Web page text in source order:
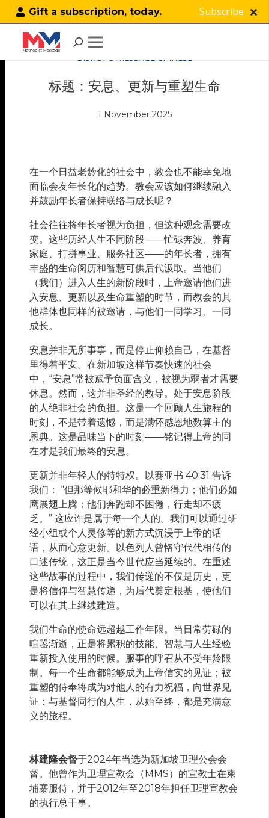
Gift a subscription, today. Subscribe
BISHOP’S MESSAGE CHINESE
标题：安息、更新与重塑生命
1 November 2025
在一个日益老龄化的社会中，教会也不能幸免地
面临会友年长化的趋势。教会应该如何继续融入
并鼓励年长者保持联络与成长呢？
社会往往将年长者视为负担，但这种观念需要改
变。这些历经人生不同阶段——忙碌奔波、养育
家庭、打拼事业、服务社区——的年长者，拥有
丰盛的生命阅历和智慧可供后代汲取。当他们
（我们）进入人生的新阶段时，上帝邀请他们进
入安息、更新以及生命重塑的时节，而教会的其
他群体也同样的被邀请，与他们一同学习、一同
成长。
安息并非无所事事，而是停止仰赖自己，在基督
里得着平安。在新加坡这样节奏快速的社会
中，“安息”常被赋予负面含义，被视为弱者才需要
休息。然而，这并非圣经的教导。处于安息阶段
的人绝非社会的负担。这是一个回顾人生旅程的
时刻，不是带着遗憾，而是满怀感恩地数算主的
恩典。这是品味当下的时刻——铭记得上帝的同
在才是我们最终的安息。
更新并非年轻人的特特权。以赛亚书 40:31 告诉
我们： “但那等候耶和华的必重新得力；他们必如
鹰展翅上腾；他们奔跑却不困倦，行走却不疲
乏。” 这应许是属于每一个人的。我们可以通过研
经小组或个人灵修等的新方式沉浸于上帝的话
语，从而心意更新。以色列人曾恪守代代相传的
口述传统，这正是当今世代应当延续的。在重述
这些故事的过程中，我们传递的不仅是历史，更
是将信仰与智慧传递，为后代奠定根基，使他们
可以在其上继续建造。
我们生命的使命远超越工作年限。当日常劳碌的
喧嚣渐逝，正是将累积的技能、智慧与人生经验
重新投入使用的时候。服事的呼召从不受年龄限
制。每一个生命都能够成为上帝信实的见证；被
重塑的侍奉将成为对他人的有力祝福，向世界见
证：与基督同行的人生，从始至终，都是充满意
义的旅程。
林建隆会督于2024年当选为新加坡卫理公会会
督。他曾作为卫理宣教会（MMS）的宣教士在柬
埔寨服侍，并于2012年至2018年担任卫理宣教会
的执行总干事。